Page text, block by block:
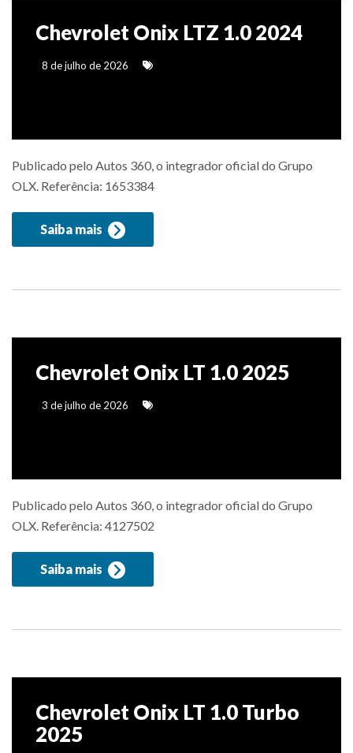
Chevrolet Onix LTZ 1.0 2024
8 de julho de 2026
Publicado pelo Autos 360, o integrador oficial do Grupo
OLX. Referência: 1653384
Saiba mais
Chevrolet Onix LT 1.0 2025
3 de julho de 2026
Publicado pelo Autos 360, o integrador oficial do Grupo
OLX. Referência: 4127502
Saiba mais
Chevrolet Onix LT 1.0 Turbo
2025